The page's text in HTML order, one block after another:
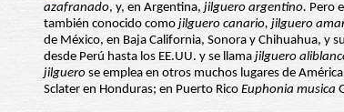
azafranado, y, en Argentina, jilguero argentino. Pero
también conocido como jilguero canario, jilguero
de México, en Baja California, Sonora y Chihuahua, y
desde Perú hasta los EE.UU. y se llama jilguero
jilguero se emplea en otros muchos lugares de
Sclater en Honduras; en Puerto Rico Euphonia musica